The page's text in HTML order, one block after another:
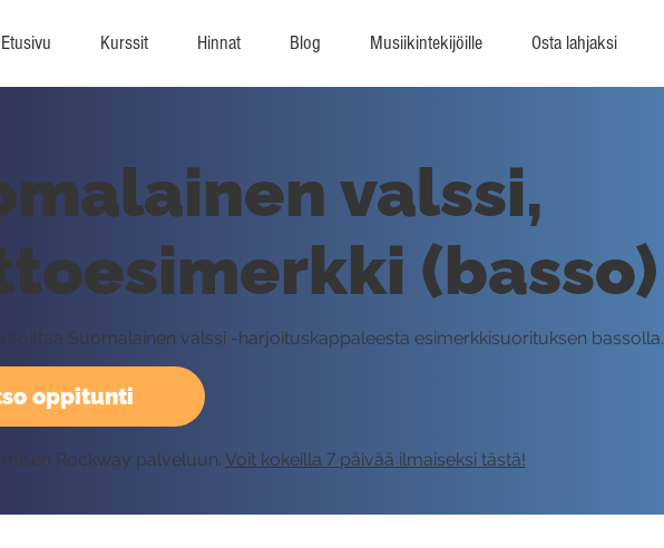
Etusivu Kurssit Hinnat Blog Musiikintekijöille Osta lahjaksi
oppitunti
valssi,
(basso)
soittaa Suomalainen valssi -harjoituskappaleesta esimerkkisuorituksen bassolla.
Rockway palveluun. Voit kokeilla 7 päivää ilmaiseksi tästä!